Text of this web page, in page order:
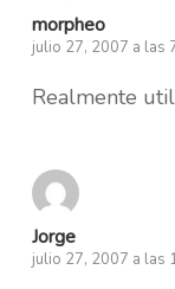
morpheo
julio 27, 2007 a las
Realmente
Jorge
julio 27, 2007 a las